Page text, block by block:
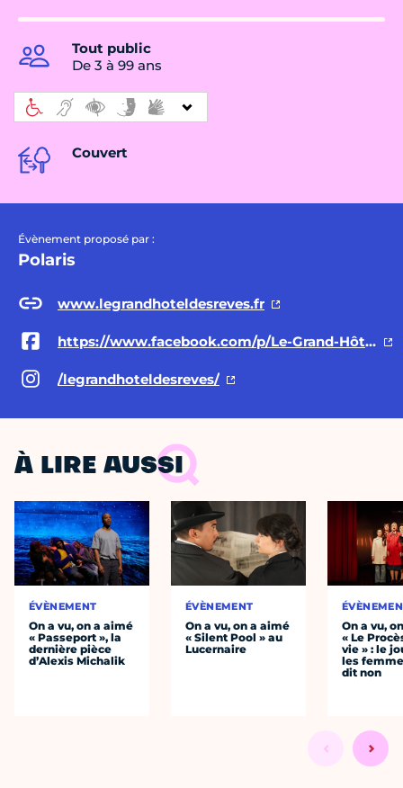
Tout public
De 3 à 99 ans
Couvert
Évènement proposé par :
Polaris
www.legrandhoteldesreves.fr
https://www.facebook.com/p/Le-Grand-Hôtel-des-Rêves-61558604294930/?locale=fr_FR
/legrandhoteldesreves/
À LIRE AUSSI
ÉVÈNEMENT
On a vu, on a aimé
« Passeport », la
dernière pièce
d’Alexis Michalik
ÉVÈNEMENT
On a vu, on a aimé
« Silent Pool » au
Lucernaire
On a vu,
« Le
vie » : le
les
dit non